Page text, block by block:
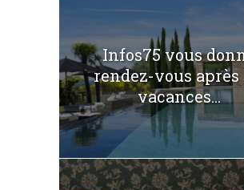
Infos75 vous
rendez-vous après
vacances...